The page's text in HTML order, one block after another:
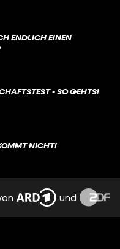
ENDLICH EINEN
- SO GEHTS!
NICHT!
PICKEL AUF DEN
und